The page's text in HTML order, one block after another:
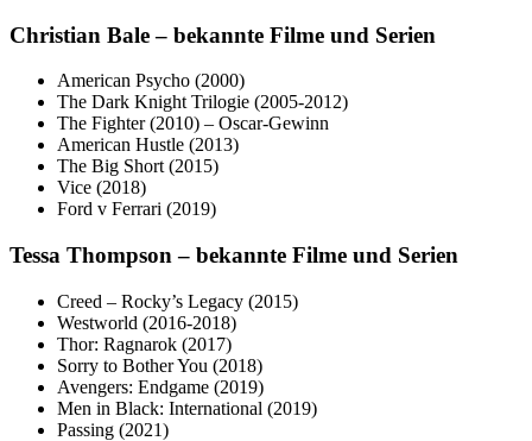
Christian Bale – bekannte Filme und Serien
American Psycho (2000)
The Dark Knight Trilogie (2005-2012)
The Fighter (2010) – Oscar-Gewinn
American Hustle (2013)
The Big Short (2015)
Vice (2018)
Ford v Ferrari (2019)
Tessa Thompson – bekannte Filme und Serien
Creed – Rocky’s Legacy (2015)
Westworld (2016-2018)
Thor: Ragnarok (2017)
Sorry to Bother You (2018)
Avengers: Endgame (2019)
Men in Black: International (2019)
Passing (2021)